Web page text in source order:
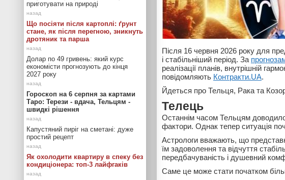
Після 16 червня 2026 року для
і стабільніший період. За
реалізації планів, внутрішній
повідомляють Контракти.UA.
Йдеться про Тельця, Рака та
Телець
Останнім часом Тельцям
фактори. Однак тепер ситуація
Астрологи вважають, що
їм задоволення та відчуття
передбачуваність і душевний
Саме це може стати початком
приготувати на природі
Що посіяти після картоплі: ґрунт
стане, як після перегною, зникнуть
дротяник та парша
Долар по 49 гривень: який курс
економісти прогнозують до кінця
2027 року
Гороскоп на 6 серпня за картами
Таро: Терези - вдача, Тельцям -
швидкі рішення
Капустяний пиріг на сметані: дуже
простий рецепт
Як охолодити квартиру в спеку без
кондиціонера: топ-3 лайфгаків